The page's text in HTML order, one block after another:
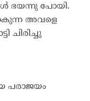
ഭയന്നു പോയി.
അവളെ
ചിരിച്ചു
പരാജയം